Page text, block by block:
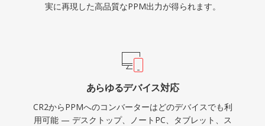
実に再現した高品質なPPM出力が得られます。
あらゆるデバイス対応
CR2からPPMへのコンバーターはどのデバイスでも利
用可能 — デスクトップ、ノートPC、タブレット、ス